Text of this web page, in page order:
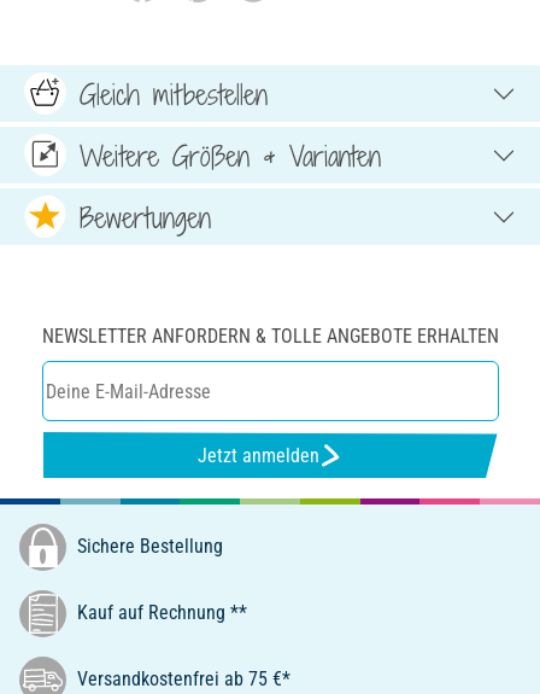
Gleich mitbestellen
Weitere Größen & Varianten
Bewertungen
NEWSLETTER ANFORDERN & TOLLE ANGEBOTE ERHALTEN
Jetzt anmelden
Sichere Bestellung
Kauf auf Rechnung **
Versandkostenfrei ab 75 €*